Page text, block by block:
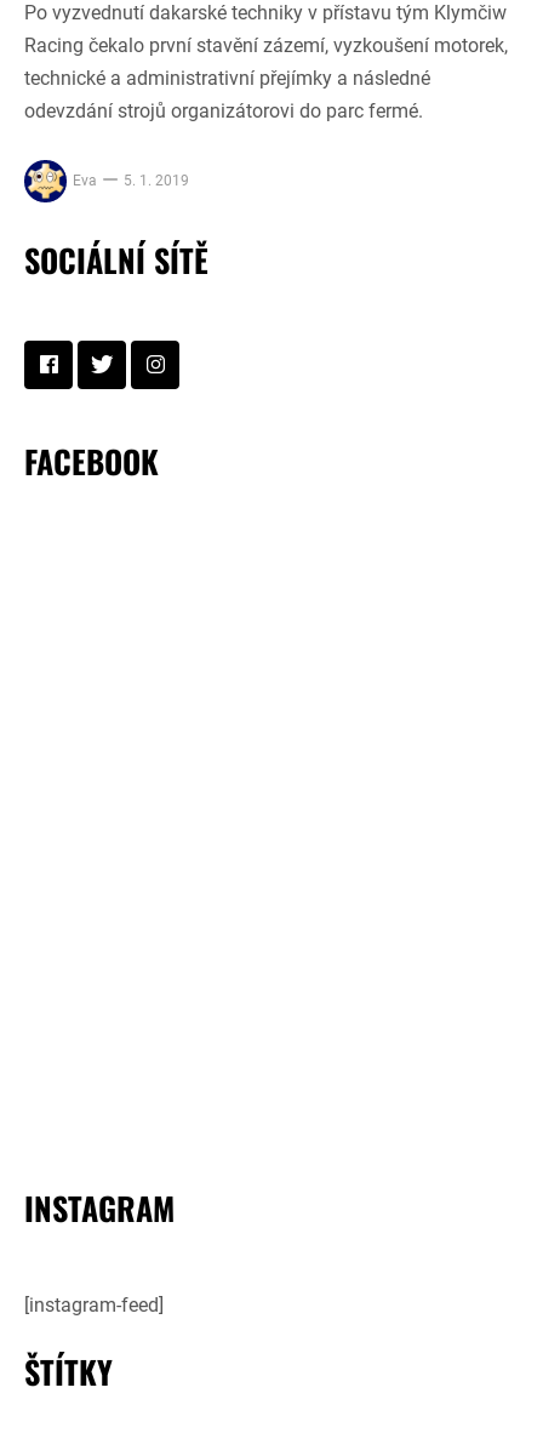
Po vyzvednutí dakarské techniky v přístavu tým Klymčiw
Racing čekalo první stavění zázemí, vyzkoušení motorek,
technické a administrativní přejímky a následné
odevzdání strojů organizátorovi do parc fermé.
Eva 5. 1. 2019
SOCIÁLNÍ SÍTĚ
FACEBOOK
INSTAGRAM
[instagram-feed]
ŠTÍTKY